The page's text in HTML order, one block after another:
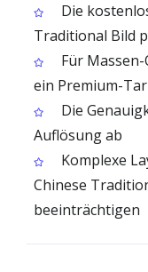
Die
Traditional Bild
Für
ein Premium-
Die
Auflösung ab
Komplexe
Chinese
beeinträchtigen